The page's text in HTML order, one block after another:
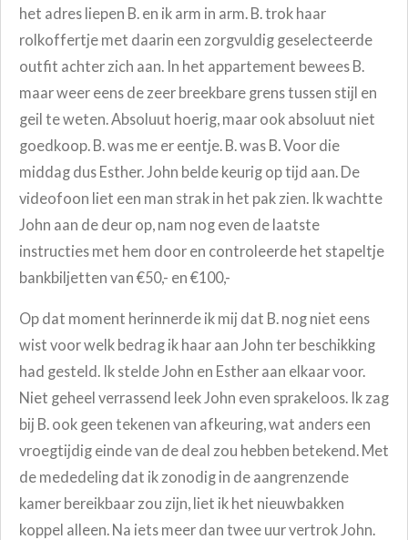
het adres liepen B. en ik arm in arm. B. trok haar
rolkoffertje met daarin een zorgvuldig geselecteerde
outfit achter zich aan. In het appartement bewees B.
maar weer eens de zeer breekbare grens tussen stijl en
geil te weten. Absoluut hoerig, maar ook absoluut niet
goedkoop. B. was me er eentje. B. was B. Voor die
middag dus Esther. John belde keurig op tijd aan. De
videofoon liet een man strak in het pak zien. Ik wachtte
John aan de deur op, nam nog even de laatste
instructies met hem door en controleerde het stapeltje
bankbiljetten van €50,- en €100,-
Op dat moment herinnerde ik mij dat B. nog niet eens
wist voor welk bedrag ik haar aan John ter beschikking
had gesteld. Ik stelde John en Esther aan elkaar voor.
Niet geheel verrassend leek John even sprakeloos. Ik zag
bij B. ook geen tekenen van afkeuring, wat anders een
vroegtijdig einde van de deal zou hebben betekend. Met
de mededeling dat ik zonodig in de aangrenzende
kamer bereikbaar zou zijn, liet ik het nieuwbakken
koppel alleen. Na iets meer dan twee uur vertrok John.